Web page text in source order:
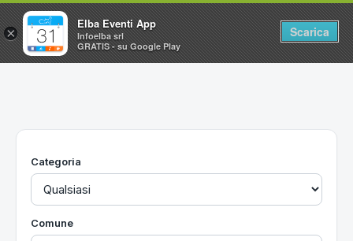
Home
Utilità
Categoria
Comune
×
Elba Eventi App
Infoelba srl
GRATIS - su Google Play
Scarica